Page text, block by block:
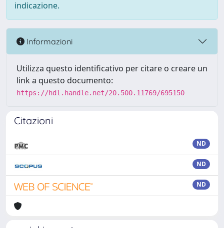
indicazione.
Informazioni
Utilizza questo identificativo per citare o creare un
link a questo documento:
https://hdl.handle.net/20.500.11769/695150
Citazioni
ND
ND
ND